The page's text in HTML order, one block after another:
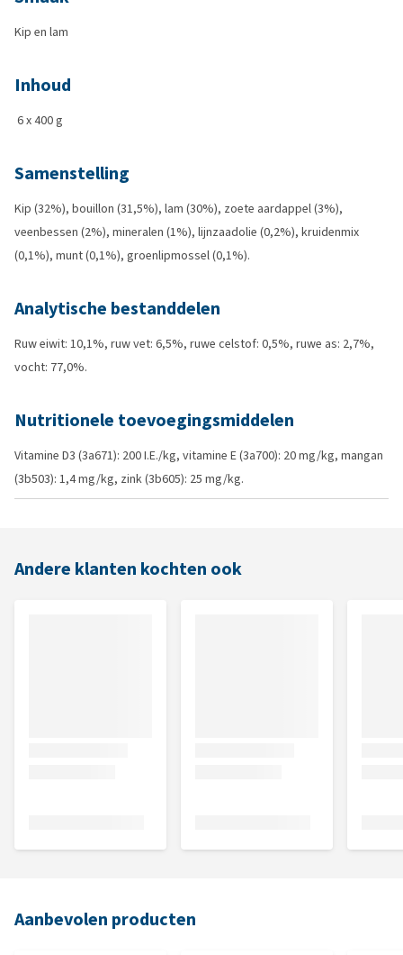
Kip en lam
Inhoud
6 x 400 g
Samenstelling
Kip (32%), bouillon (31,5%), lam (30%), zoete aardappel (3%),
veenbessen (2%), mineralen (1%), lijnzaadolie (0,2%), kruidenmix
(0,1%), munt (0,1%), groenlipmossel (0,1%).
Analytische bestanddelen
Ruw eiwit: 10,1%, ruw vet: 6,5%, ruwe celstof: 0,5%, ruwe as: 2,7%,
vocht: 77,0%.
Nutritionele toevoegingsmiddelen
Vitamine D3 (3a671): 200 I.E./kg, vitamine E (3a700): 20 mg/kg, mangan
(3b503): 1,4 mg/kg, zink (3b605): 25 mg/kg.
Andere klanten kochten ook
Aanbevolen producten